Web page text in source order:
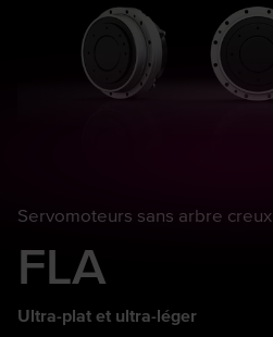
Servomoteurs sans arbre creux
FLA
Ultra-plat et ultra-léger